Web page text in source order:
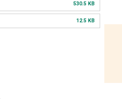
530.5 KB
12.5 KB